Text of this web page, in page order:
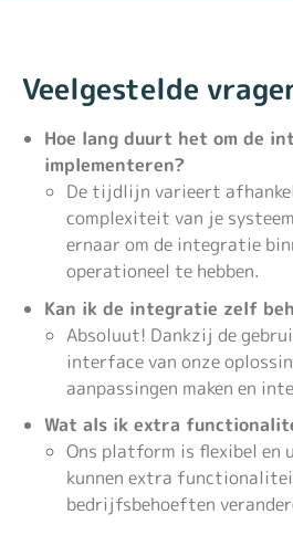
Veelgestelde
Hoe lang duurt het om de
implementeren?
De tijdlijn varieert
complexiteit van je
ernaar om de integratie
operationeel te hebben.
Kan ik de integratie zelf
Absoluut! Dankzij de
interface van onze
aanpassingen maken en
Wat als ik extra
Ons platform is flexibel en
kunnen extra
bedrijfsbehoeften